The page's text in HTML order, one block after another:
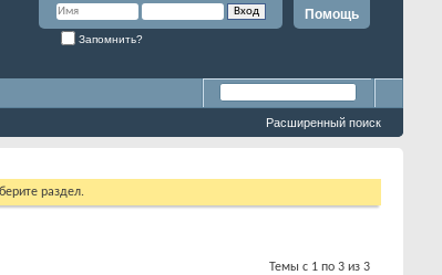
Помощь
Запомнить?
Расширенный поиск
раздел.
Темы с 1 по 3 из 3